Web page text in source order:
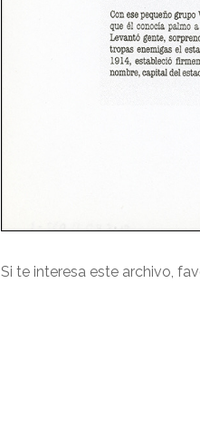
Si te interesa este archivo,